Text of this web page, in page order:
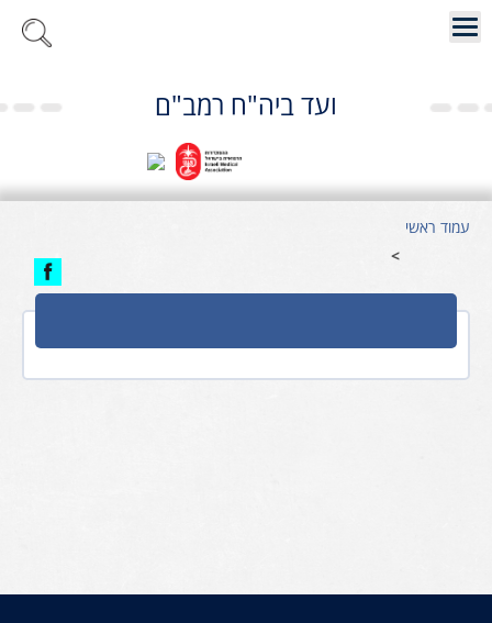
ועד ביה"ח רמב"ם
עמוד ראשי